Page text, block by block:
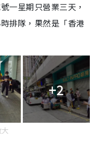
一星期只營業三天，
排隊，果然是「香港
+2